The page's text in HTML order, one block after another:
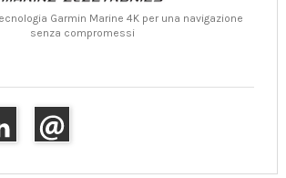
Garmin Marine 4K per una navigazione
senza compromessi